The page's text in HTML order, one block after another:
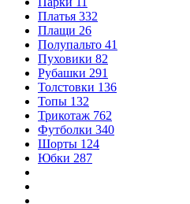
Платья 332
Плащи 26
Полупальто 41
Пуховики 82
Рубашки 291
Толстовки 136
Топы 132
Трикотаж 762
Футболки 340
Шорты 124
Юбки 287